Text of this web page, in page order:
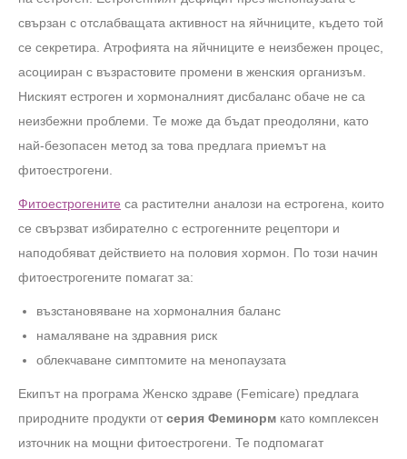
свързан с отслабващата активност на яйчниците, където той
се секретира. Атрофията на яйчниците е неизбежен процес,
асоцииран с възрастовите промени в женския организъм.
Ниският естроген и хормоналният дисбаланс обаче не са
неизбежни проблеми. Те може да бъдат преодоляни, като
най-безопасен метод за това предлага приемът на
фитоестрогени.
Фитоестрогените са растителни аналози на естрогена, които
се свързват избирателно с естрогенните рецептори и
наподобяват действието на половия хормон. По този начин
фитоестрогените помагат за:
възстановяване на хормоналния баланс
намаляване на здравния риск
облекчаване симптомите на менопаузата
Екипът на програма Женско здраве (Femicare) предлага
природните продукти от серия Феминорм като комплексен
източник на мощни фитоестрогени. Те подпомагат